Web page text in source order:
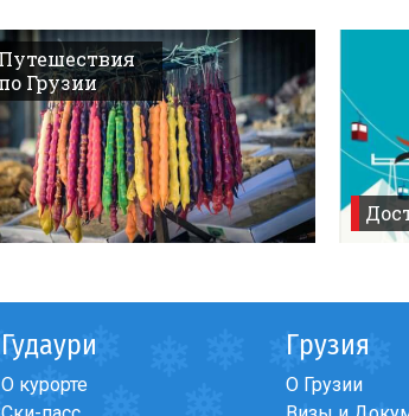
Got injured, ready to sell 3-day
Путешествия
по Грузии
Гудаури
О курорте
Грузия
О Грузии